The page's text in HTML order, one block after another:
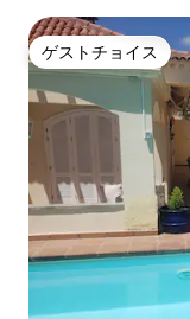
ゲストチョイス
ゲストチョイス